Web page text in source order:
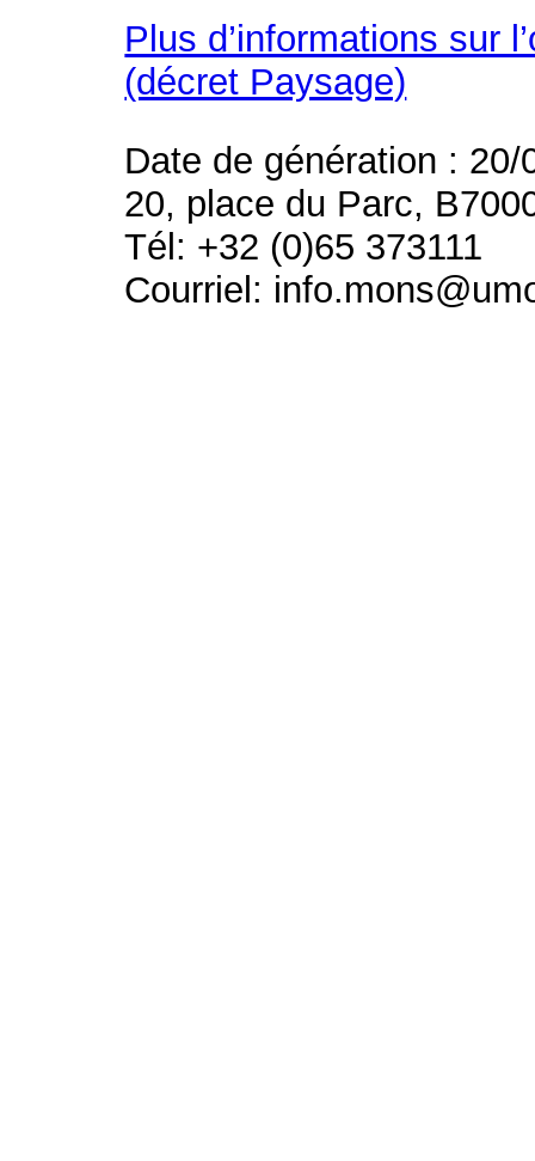
Plus d’informations sur
(décret Paysage)
Date de génération : 20/
20, place du Parc,
Tél: +32 (0)65 373111
Courriel: